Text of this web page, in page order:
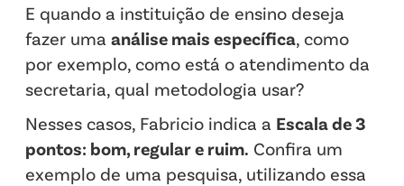
E quando a instituição de ensino deseja
fazer uma análise mais específica, como
por exemplo, como está o atendimento da
secretaria, qual metodologia usar?
Nesses casos, Fabricio indica a Escala de 3
pontos: bom, regular e ruim. Confira um
exemplo de uma pesquisa, utilizando essa